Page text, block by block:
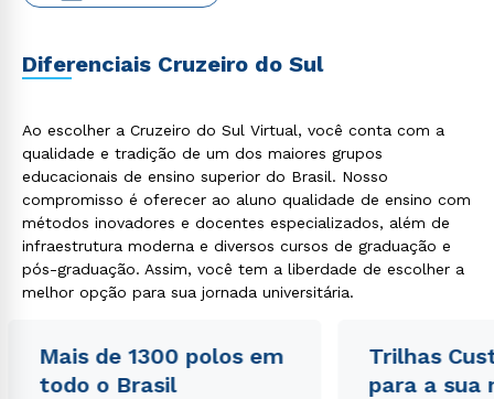
Diferenciais Cruzeiro do Sul
Ao escolher a Cruzeiro do Sul Virtual, você conta com a
qualidade e tradição de um dos maiores grupos
educacionais de ensino superior do Brasil. Nosso
compromisso é oferecer ao aluno qualidade de ensino com
métodos inovadores e docentes especializados, além de
infraestrutura moderna e diversos cursos de graduação e
pós-graduação. Assim, você tem a liberdade de escolher a
melhor opção para sua jornada universitária.
Mais de 1300 polos em
todo o Brasil
Trilhas
para a sua